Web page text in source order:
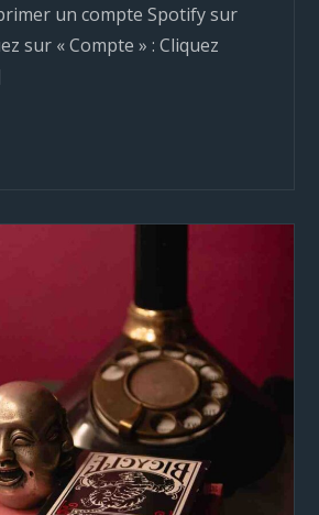
un compte Spotify sur
sur « Compte » : Cliquez